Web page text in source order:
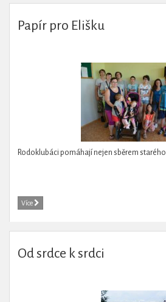
Papír pro Elišku
Rodoklubáci pomáhají nejen sběrem starého
Více
Od srdce k srdci